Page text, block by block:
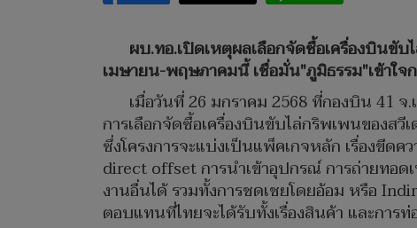
ผบ.ทอ.เปิดเหตุผลเลือกจัดซื้อเครื่องบินขั
เมษายน-พฤษภาคมนี้ เชื่อมั่น"ภูมิธรรม"เข้าใจ
เมื่อวันที่ 26 มกราคม 2568 ที่กองบิน 41
การเลือกจัดซื้อเครื่องบินขับไล่กริพเพนของส
ซึ่งโครงการจะแบ่งเป็นแพ็คเกจหลัก เรื่องขีด
direct offset การนำเข้าอุปกรณ์ การถ่ายทอ
งานอื่นได้ รวมทั้งการชดเชยโดยอ้อม หรือ
ตอบแทนที่ไทยจะได้รับทั้งเรื่องสินค้า และการ